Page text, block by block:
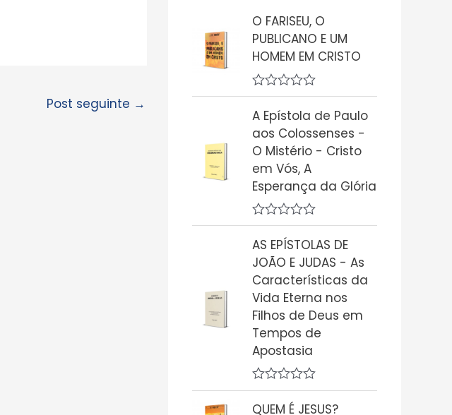
Post seguinte →
O FARISEU, O
PUBLICANO E UM
HOMEM EM CRISTO
A
v
a
l
i
a
ç
ã
o
0
d
e
5
A Epístola de Paulo
aos Colossenses -
O Mistério - Cristo
em Vós, A
Esperança da Glória
A
v
a
l
i
a
ç
ã
o
0
d
e
5
AS EPÍSTOLAS DE
JOÃO E JUDAS - As
Características da
Vida Eterna nos
Filhos de Deus em
Tempos de
Apostasia
A
v
QUEM É JESUS?